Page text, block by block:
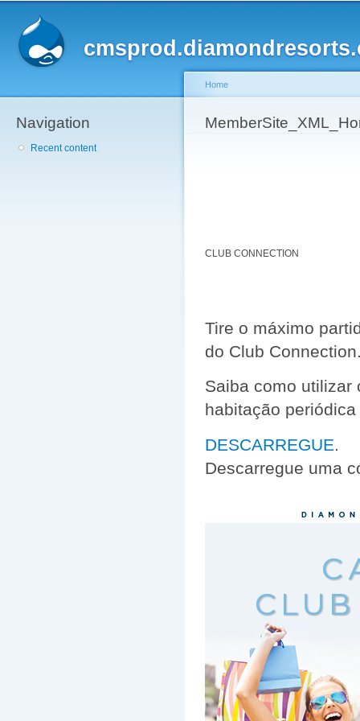
Navigation
Recent content
You are here
Home
CLUB CONNECTION
Tire o máximo
do Club
Saiba como utilizar
habitação
DESCARREGUE.
Descarregue uma